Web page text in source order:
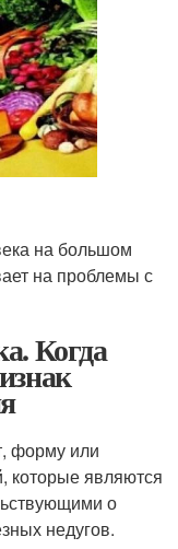
на большом
на проблемы с
Когда
форму или
которые являются
о
недугов.